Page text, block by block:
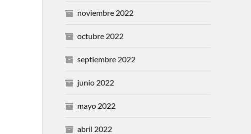
noviembre 2022
octubre 2022
septiembre 2022
junio 2022
mayo 2022
abril 2022